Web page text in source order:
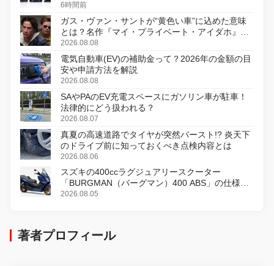
6時間前
ガス・ヴァン・サントが“黄色い車”に込めた意味
とは？名作『マイ・プライベート・アイダホ』が
初のデジタルリマスター版で復活
2026.08.08
電気自動車(EV)の補助金って？2026年の金額の目
安や申請方法を解説
2026.08.08
SAやPAのEV充電スペースにガソリン車が駐車！
法律的にどう扱われる？
2026.08.07
真夏の高速道路でタイヤが突然バースト!? 炎天下
のドライブ前に知っておくべき点検内容とは
2026.08.06
スズキの400ccラグジュアリースクーター
「BURGMAN（バーグマン）400 ABS」の仕様を
変更し、8月18日に発売
2026.08.05
著者プロフィール